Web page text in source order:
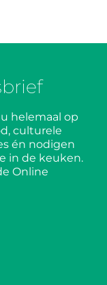
helemaal op
culturele
én nodigen
in de keuken.
Online